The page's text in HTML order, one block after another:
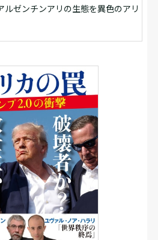
ルゼンチンアリの生態を異色のアリ